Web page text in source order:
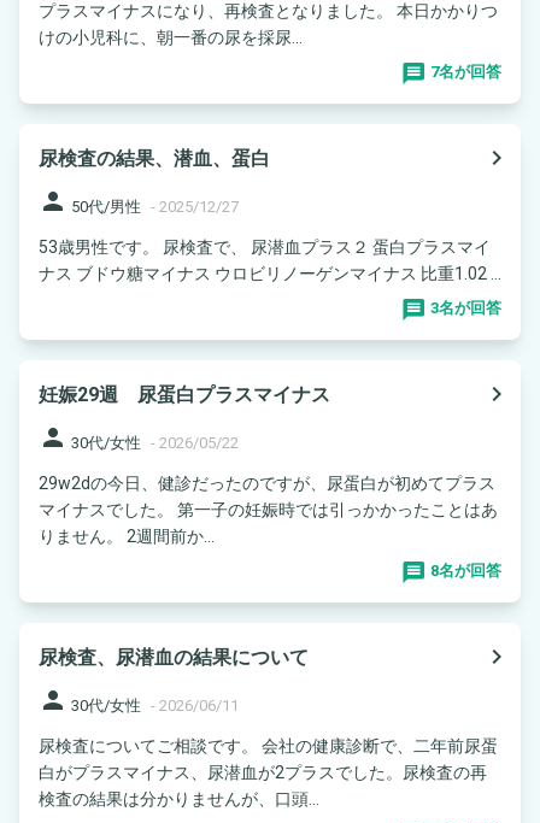
プラスマイナスになり、再検査となりました。 本日かかりつ
けの小児科に、朝一番の尿を採尿...
7名が回答
尿検査の結果、潜血、蛋白
navigate_next
person 50代/男性 - 2025/12/27
53歳男性です。 尿検査で、 尿潜血プラス２ 蛋白プラスマイ
ナス ブドウ糖マイナス ウロビリノーゲンマイナス 比重1.02 ...
3名が回答
妊娠29週 尿蛋白プラスマイナス
navigate_next
person 30代/女性 - 2026/05/22
29w2dの今日、健診だったのですが、尿蛋白が初めてプラス
マイナスでした。 第一子の妊娠時では引っかかったことはあ
りません。 2週間前か...
8名が回答
尿検査、尿潜血の結果について
navigate_next
person 30代/女性 - 2026/06/11
尿検査についてご相談です。 会社の健康診断で、二年前尿蛋
白がプラスマイナス、尿潜血が2プラスでした。尿検査の再
検査の結果は分かりませんが、口頭...